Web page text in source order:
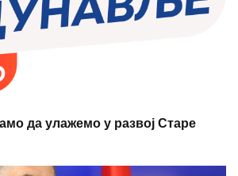
да улажемо у развој Старе